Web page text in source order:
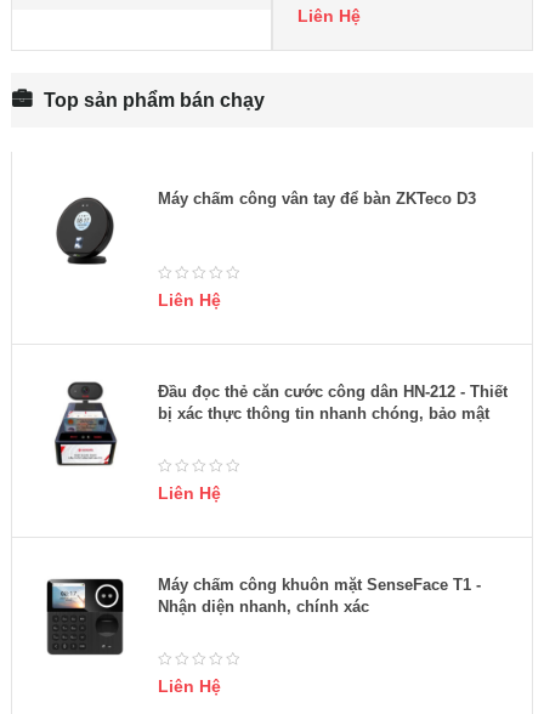
Liên Hệ
Top sản phẩm bán chạy
Máy chấm công vân tay để bàn ZKTeco D3
Liên Hệ
Đầu đọc thẻ căn cước công dân HN-212 - Thiết
bị xác thực thông tin nhanh chóng, bảo mật
Liên Hệ
Máy chấm công khuôn mặt SenseFace T1 -
Nhận diện nhanh, chính xác
Liên Hệ